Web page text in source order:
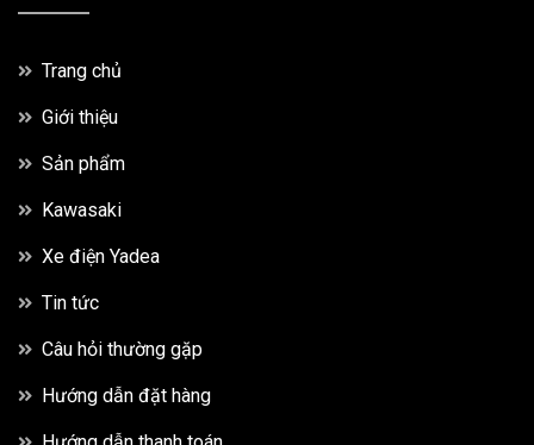
Trang chủ
Giới thiệu
Sản phẩm
Kawasaki
Xe điện Yadea
Tin tức
Câu hỏi thường gặp
Hướng dẫn đặt hàng